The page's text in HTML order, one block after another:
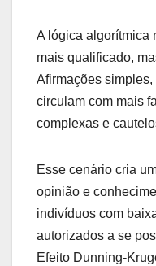
A lógica algorítmica
mais qualificado,
Afirmações
circulam com mais
complexas e
Esse cenário cria
opinião e
indivíduos com
autorizados a se
Efeito Dunning-